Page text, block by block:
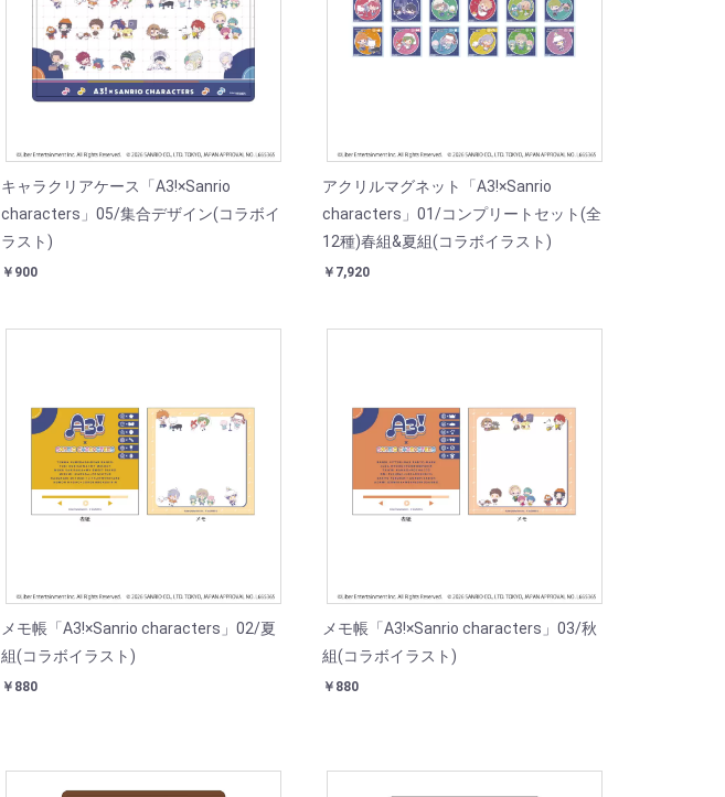
キャラクリアケース「A3!×Sanrio
characters」05/集合デザイン(コラボイ
ラスト)
￥900
アクリルマグネット「A3!×Sanrio
characters」01/コンプリートセット(全
12種)春組&夏組(コラボイラスト)
￥7,920
メモ帳「A3!×Sanrio characters」02/夏
組(コラボイラスト)
￥880
メモ帳「A3!×Sanrio characters」03/秋
組(コラボイラスト)
￥880